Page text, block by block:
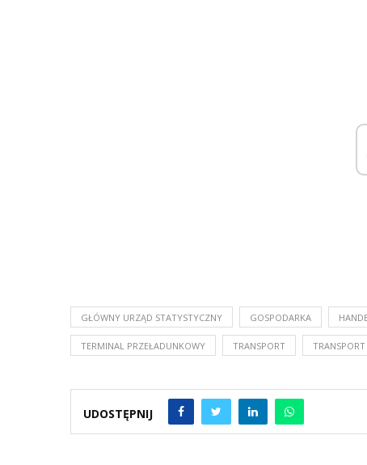
GŁÓWNY URZĄD STATYSTYCZNY GOSPODARKA
TERMINAL PRZEŁADUNKOWY TRANSPORT
UDOSTĘPNIJ